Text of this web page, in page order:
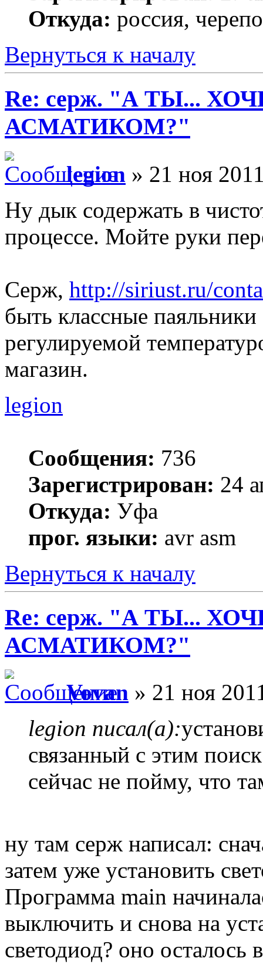
Откуда: россия,
Вернуться к началу
Re: серж. "А ТЫ...
АСМАТИКОМ?"
legion » 21 ноя
Ну дык содержать в
процессе. Мойте руки
Серж, http://siriust.ru/
быть классные
регулируемой
магазин.
legion
Сообщения: 736
Зарегистрирован: 24
Откуда: Уфа
прог. языки: avr asm
Вернуться к началу
Re: серж. "А ТЫ...
АСМАТИКОМ?"
Vovan » 21 ноя
legion писал(а):
связанный с этим
сейчас не пойму, что
ну там серж написал:
затем уже установить
Программа main
выключить и снова на
светодиод? оно